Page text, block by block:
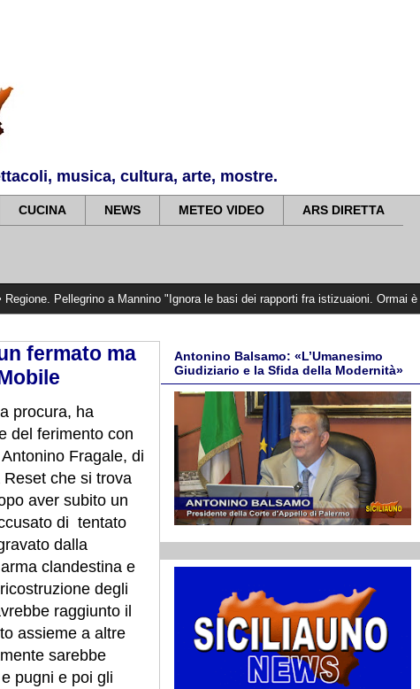
musica, cultura, arte, mostre.
CUCINA NEWS METEO VIDEO ARS DIRETTA
a Mannino "Ignora le basi dei rapporti fra istizuaioni. Ormai è in campagna
fermato ma
procura, ha
del ferimento con
Fragale, di
che si trova
aver subito un
di tentato
dalla
clandestina e
degli
raggiunto il
assieme a altre
sarebbe
pugni e poi gli
Antonino Balsamo: «L’Umanesimo
Giudiziario e la Sfida della Modernità»